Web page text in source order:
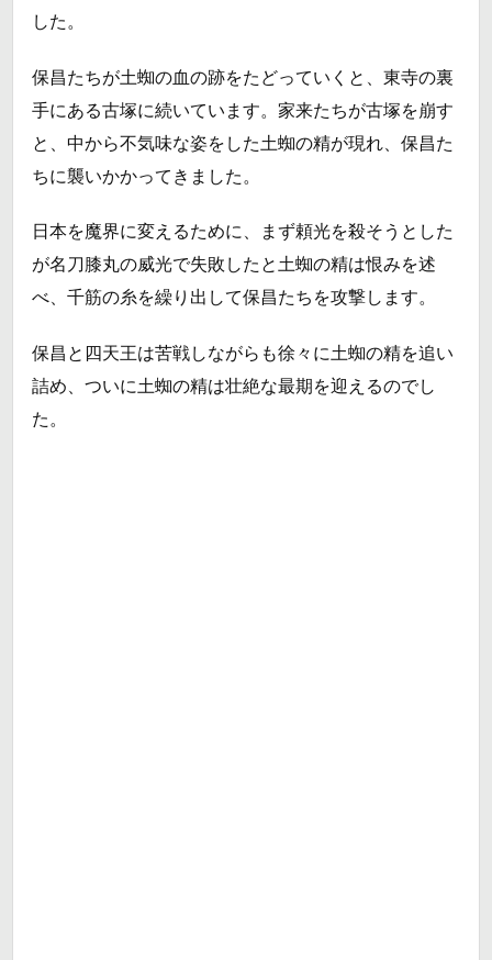
した。
保昌たちが土蜘の血の跡をたどっていくと、東寺の裏
手にある古塚に続いています。家来たちが古塚を崩す
と、中から不気味な姿をした土蜘の精が現れ、保昌た
ちに襲いかかってきました。
日本を魔界に変えるために、まず頼光を殺そうとした
が名刀膝丸の威光で失敗したと土蜘の精は恨みを述
べ、千筋の糸を繰り出して保昌たちを攻撃します。
保昌と四天王は苦戦しながらも徐々に土蜘の精を追い
詰め、ついに土蜘の精は壮絶な最期を迎えるのでし
た。